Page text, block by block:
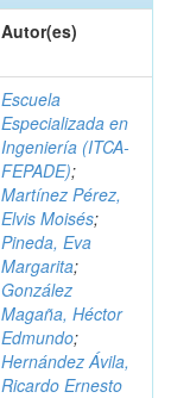
Autor(es)
Escuela
Especializada en
Ingeniería (ITCA-
FEPADE);
Martínez Pérez,
Elvis Moisés;
Pineda, Eva
Margarita;
González
Magaña, Héctor
Edmundo;
Hernández Ávila,
Ricardo Ernesto